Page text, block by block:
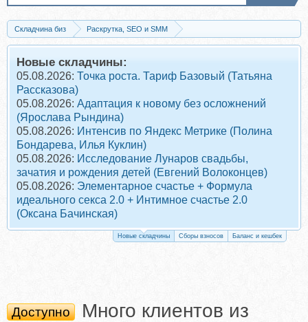
Складчина биз
Раскрутка, SEO и SMM
SMM (Social Media Marketing)
Скачать Много клиентов из социальных
Новые складчины:
05.08.2026: Точка роста. Тариф Базовый (Татьяна
Рассказова)
05.08.2026: Адаптация к новому без осложнений
(Ярослава Рындина)
05.08.2026: Интенсив по Яндекс Метрике (Полина
Бондарева, Илья Куклин)
05.08.2026: Исследование Лунаров свадьбы,
зачатия и рождения детей (Евгений Волоконцев)
05.08.2026: Элементарное счастье + Формула
идеального секса 2.0 + Интимное счастье 2.0
(Оксана Бачинская)
Новые складчины Сборы взносов Баланс и кешбек
Доступно
Много клиентов из